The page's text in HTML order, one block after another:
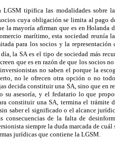
tipifica las modalidades sobre
cuya obligación se limita al pago
la mayoría afirman que es en
marítimo, esta sociedad reunía
para los socios y la
la SA es el tipo de sociedad más
que es en razón de que los socios
no saben el porque la
no le ofrecen otra opción o no
decida constituir una SA, sino que en
su asesoría, y el fedatario lo que
constituir una SA, termina el
saber el significado o el alcance
consecuencias de la falta de
siempre la duda marcada de
jurídicas que contiene la LGSM.